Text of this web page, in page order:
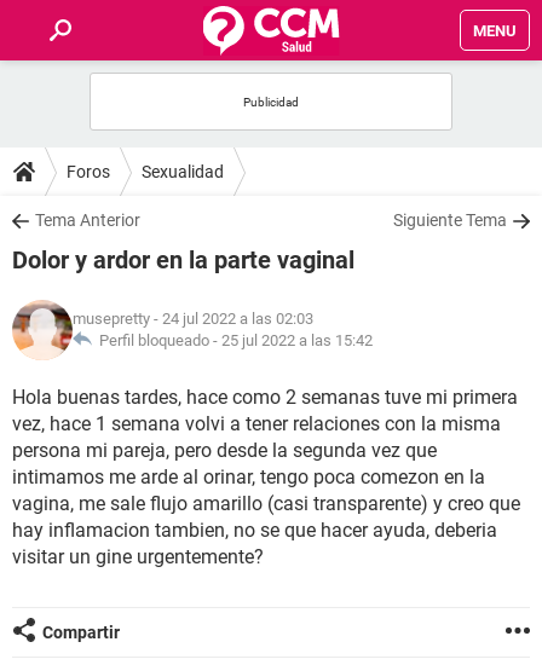
MENU
FOROS
SALUD
FAMILIA
NUTRICIÓN
BIENESTAR
SEXUALIDAD
GLOSARIO
Foros Sexualidad
Tema Anterior Siguiente Tema
Dolor y ardor en la parte vaginal
musepretty - 24 jul 2022 a las 02:03
Perfil bloqueado - 25 jul 2022 a las 15:42
Hola buenas tardes, hace como 2 semanas tuve mi primera
vez, hace 1 semana volvi a tener relaciones con la misma
persona mi pareja, pero desde la segunda vez que
intimamos me arde al orinar, tengo poca comezon en la
vagina, me sale flujo amarillo (casi transparente) y creo que
hay inflamacion tambien, no se que hacer ayuda, deberia
visitar un gine urgentemente?
Compartir